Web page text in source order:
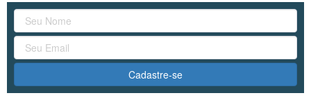
Cadastre-se